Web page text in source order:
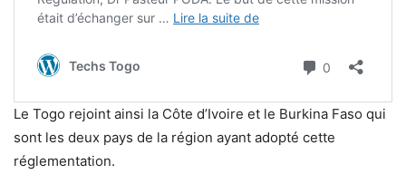
Le Togo rejoint ainsi la Côte d’Ivoire et le Burkina Faso qui
sont les deux pays de la région ayant adopté cette
réglementation.